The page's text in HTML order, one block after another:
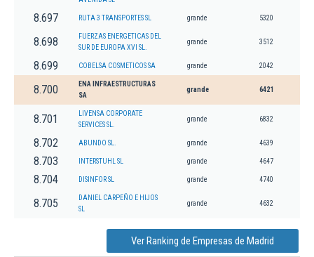
8.697 RUTA 3 TRANSPORTES SL grande 5320
8.698
FUERZAS ENERGETICAS DEL
SUR DE EUROPA XVI SL.
grande 3512
8.699 COBELSA COSMETICOS SA grande 2042
8.700
ENA INFRAESTRUCTURAS
SA
grande 6421
8.701
LIVENSA CORPORATE
SERVICES SL.
grande 6832
8.702 ABUNDO SL. grande 4639
8.703 INTERSTUHL SL grande 4647
8.704 DISINFOR SL grande 4740
8.705
DANIEL CARPEÑO E HIJOS
SL
grande 4632
Ver Ranking de Empresas de Madrid